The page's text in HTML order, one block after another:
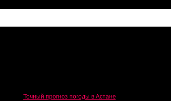
Точный прогноз погоды в Астане